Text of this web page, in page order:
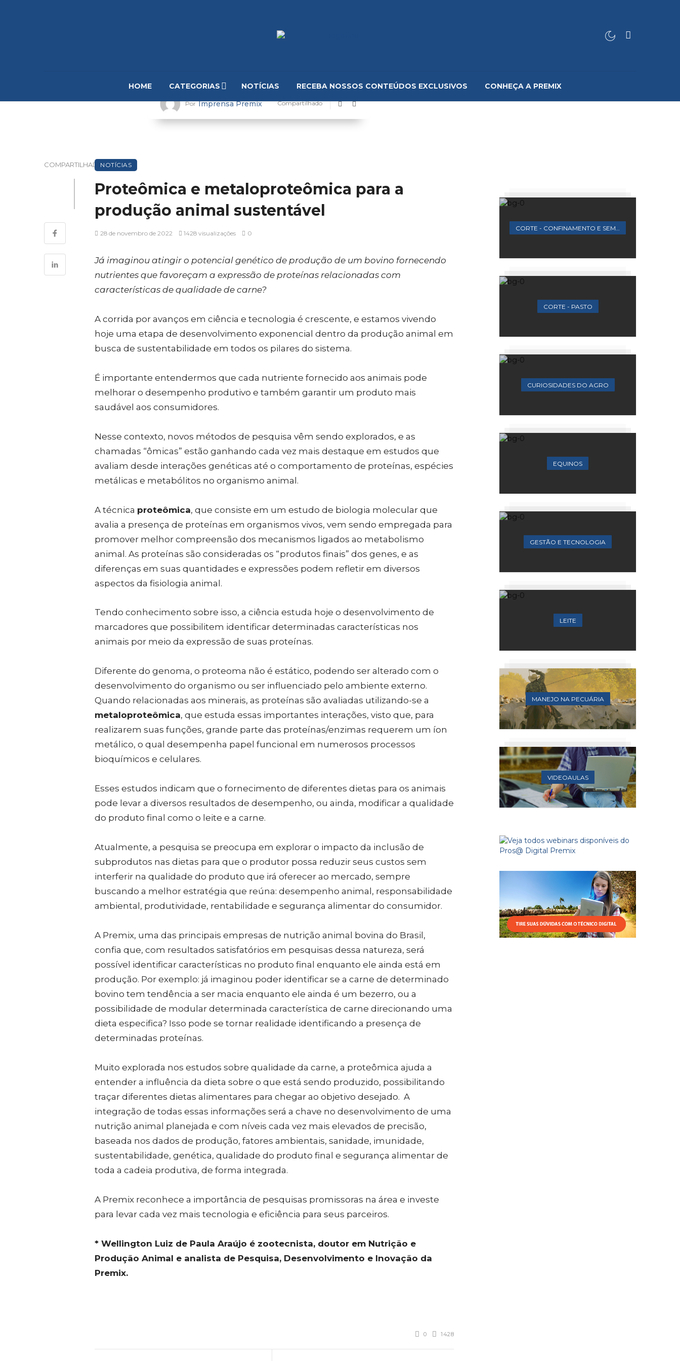
HOME CATEGORIAS NOTÍCIAS RECEBA NOSSOS CONTEÚDOS EXCLUSIVOS CONHEÇA A PREMIX
Por Imprensa Premix Compartilhado
COMPARTILHADONOTÍCIAS
Proteômica e metaloproteômica para a
produção animal sustentável
28 de novembro de 2022 1428 visualizações 0
Já imaginou atingir o potencial genético de produção de um bovino fornecendo
nutrientes que favoreçam a expressão de proteínas relacionadas com
características de qualidade de carne?
A corrida por avanços em ciência e tecnologia é crescente, e estamos vivendo
hoje uma etapa de desenvolvimento exponencial dentro da produção animal em
busca de sustentabilidade em todos os pilares do sistema.
É importante entendermos que cada nutriente fornecido aos animais pode
melhorar o desempenho produtivo e também garantir um produto mais
saudável aos consumidores.
Nesse contexto, novos métodos de pesquisa vêm sendo explorados, e as
chamadas “ômicas” estão ganhando cada vez mais destaque em estudos que
avaliam desde interações genéticas até o comportamento de proteínas, espécies
metálicas e metabólitos no organismo animal.
A técnica proteômica, que consiste em um estudo de biologia molecular que
avalia a presença de proteínas em organismos vivos, vem sendo empregada para
promover melhor compreensão dos mecanismos ligados ao metabolismo
animal. As proteínas são consideradas os “produtos finais” dos genes, e as
diferenças em suas quantidades e expressões podem refletir em diversos
aspectos da fisiologia animal.
Tendo conhecimento sobre isso, a ciência estuda hoje o desenvolvimento de
marcadores que possibilitem identificar determinadas características nos
animais por meio da expressão de suas proteínas.
Diferente do genoma, o proteoma não é estático, podendo ser alterado com o
desenvolvimento do organismo ou ser influenciado pelo ambiente externo.
Quando relacionadas aos minerais, as proteínas são avaliadas utilizando-se a
metaloproteômica, que estuda essas importantes interações, visto que, para
realizarem suas funções, grande parte das proteínas/enzimas requerem um íon
metálico, o qual desempenha papel funcional em numerosos processos
bioquímicos e celulares.
Esses estudos indicam que o fornecimento de diferentes dietas para os animais
pode levar a diversos resultados de desempenho, ou ainda, modificar a qualidade
do produto final como o leite e a carne.
Atualmente, a pesquisa se preocupa em explorar o impacto da inclusão de
subprodutos nas dietas para que o produtor possa reduzir seus custos sem
interferir na qualidade do produto que irá oferecer ao mercado, sempre
buscando a melhor estratégia que reúna: desempenho animal, responsabilidade
ambiental, produtividade, rentabilidade e segurança alimentar do consumidor.
A Premix, uma das principais empresas de nutrição animal bovina do Brasil,
confia que, com resultados satisfatórios em pesquisas dessa natureza, será
possível identificar características no produto final enquanto ele ainda está em
produção. Por exemplo: já imaginou poder identificar se a carne de determinado
bovino tem tendência a ser macia enquanto ele ainda é um bezerro, ou a
possibilidade de modular determinada característica de carne direcionando uma
dieta especifica? Isso pode se tornar realidade identificando a presença de
determinadas proteínas.
Muito explorada nos estudos sobre qualidade da carne, a proteômica ajuda a
entender a influência da dieta sobre o que está sendo produzido, possibilitando
traçar diferentes dietas alimentares para chegar ao objetivo desejado. A
integração de todas essas informações será a chave no desenvolvimento de uma
nutrição animal planejada e com níveis cada vez mais elevados de precisão,
baseada nos dados de produção, fatores ambientais, sanidade, imunidade,
sustentabilidade, genética, qualidade do produto final e segurança alimentar de
toda a cadeia produtiva, de forma integrada.
A Premix reconhece a importância de pesquisas promissoras na área e investe
para levar cada vez mais tecnologia e eficiência para seus parceiros.
* Wellington Luiz de Paula Araújo é zootecnista, doutor em Nutrição e
Produção Animal e analista de Pesquisa, Desenvolvimento e Inovação da
Premix.
0 1428
CORTE - PASTO
CURIOSIDADES DO AGRO
EQUINOS
GESTÃO E TECNOLOGIA
LEITE
MANEJO NA PECUÁRIA
VIDEOAULAS